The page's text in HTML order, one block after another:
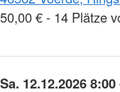
50,00 € - 14 Plätze
Sa. 12.12.2026